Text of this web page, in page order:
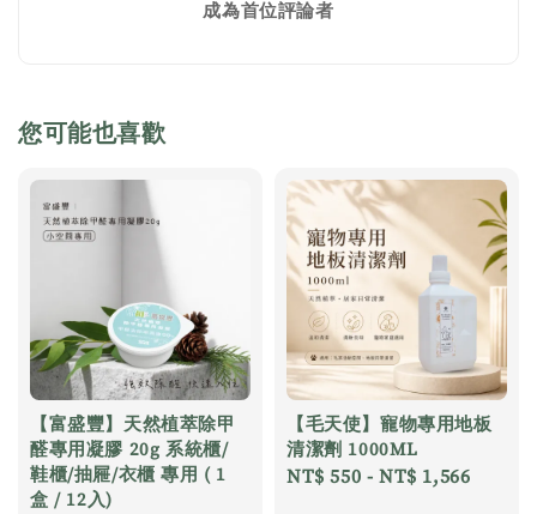
成為首位評論者
您可能也喜歡
【富盛豐】天然植萃除甲
醛專用凝膠 20g 系統櫃/
鞋櫃/抽屜/衣櫃 專用 ( 1
盒 / 12入)
【毛天使】寵物專用地板
清潔劑 1000ML
Regular
NT$ 550 -NT$ 1,566